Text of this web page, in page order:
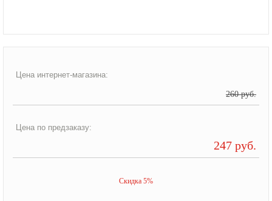
Цена интернет-магазина:
260 руб.
Цена по предзаказу:
247 руб.
Скидка 5%